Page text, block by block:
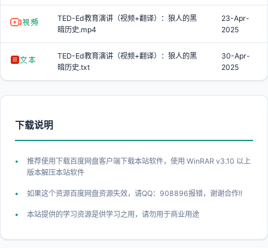
TED-Ed教育演讲（视频+翻译）：狼人的黑
暗历史.mp4
23-Apr-
2025
TED-Ed教育演讲（视频+翻译）：狼人的黑
暗历史.txt
30-Apr-
2025
下载说明
推荐使用下载百度网盘客户端下载本站软件，使用 WinRAR v3.10 以上
版本解压本站软件
如果这个资源百度网盘资源失效，请QQ：908896报错，谢谢合作!!
本站提供的学习资源是供学习之用，请勿用于商业用途